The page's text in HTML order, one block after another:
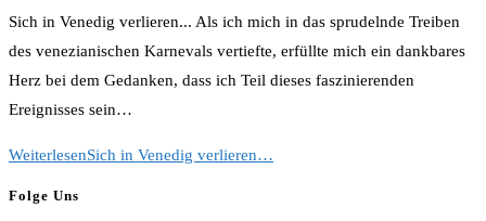
Sich in Venedig verlieren... Als ich mich in das sprudelnde Treiben
des venezianischen Karnevals vertiefte, erfüllte mich ein dankbares
Herz bei dem Gedanken, dass ich Teil dieses faszinierenden
Ereignisses sein…
WeiterlesenSich in Venedig verlieren…
Folge Uns